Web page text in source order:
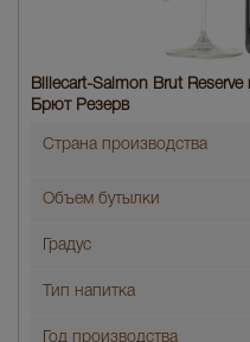
Billecart-Salmon Brut
Брют Резерв
Страна производства
Объем бутылки
Градус
Тип напитка
Год производства